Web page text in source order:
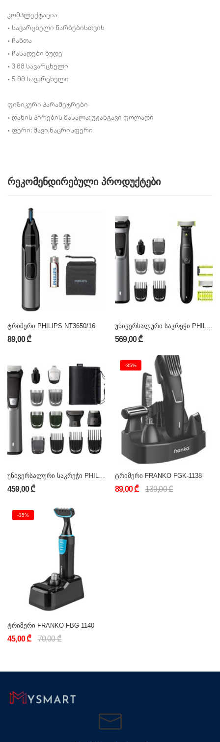
კომპლექტაცია
• სავარცხელი წარბებისთვის
• ჩანთა
• ჩასადები ბუდე
• 3 მმ სავარცხელი
• 5 მმ სავარცხელი
ფიზიკური პარამეტრები
• დანის პირების მასალა: უჟანგავი ფოლადი
• ფერი: შავი,ნაცრისფერი
რეკომენდირებული პროდუქტები
ტრიმერი PHILIPS NT3650/16
89,00 ₾ 569,00 ₾
459,00 ₾
-35%
ტრიმერი FRANKO FGK-1138
89,00 ₾ 139,00 ₾
-35%
ტრიმერი FRANKO FBG-1140
45,00 ₾ 70,00 ₾